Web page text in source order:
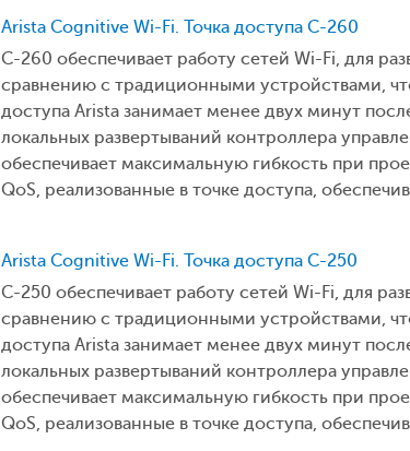
Arista Cognitive Wi-Fi. Точка доступа C-260
C-260 обеспечивает работу сетей Wi-Fi, для
сравнению с традиционными устройствами,
доступа Arista занимает менее двух минут
локальных развертываний контроллера
обеспечивает максимальную гибкость при
QoS, реализованные в точке доступа,
Arista Cognitive Wi-Fi. Точка доступа C-250
C-250 обеспечивает работу сетей Wi-Fi, для
сравнению с традиционными устройствами,
доступа Arista занимает менее двух минут
локальных развертываний контроллера
обеспечивает максимальную гибкость при
QoS, реализованные в точке доступа,